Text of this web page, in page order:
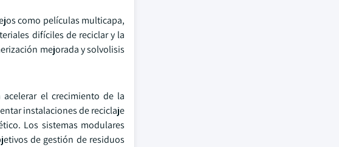
como películas multicapa,
difíciles de reciclar y la
mejorada y solvolisis
el crecimiento de la
instalaciones de reciclaje
Los sistemas modulares
de gestión de residuos